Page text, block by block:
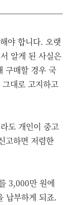
해야 합니다. 오랫
알게 된 사실은
구매할 경우 국
대로 고지하고
도 개인이 중고
고하면 저렴한
3,000만 원에
납부하게 되죠.